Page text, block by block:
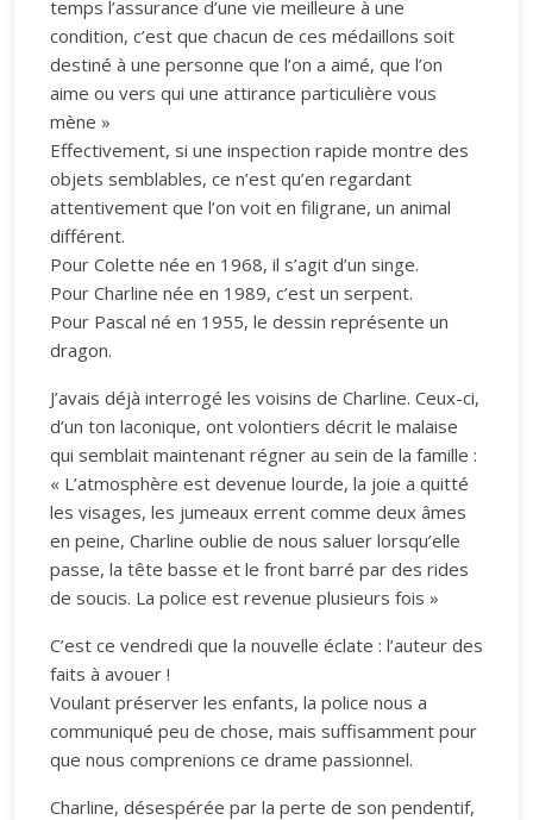
temps l’assurance d’une vie meilleure à une
condition, c’est que chacun de ces médaillons soit
destiné à une personne que l’on a aimé, que l’on
aime ou vers qui une attirance particulière vous
mène »
Effectivement, si une inspection rapide montre des
objets semblables, ce n’est qu’en regardant
attentivement que l’on voit en filigrane, un animal
différent.
Pour Colette née en 1968, il s’agit d’un singe.
Pour Charline née en 1989, c’est un serpent.
Pour Pascal né en 1955, le dessin représente un
dragon.
J’avais déjà interrogé les voisins de Charline. Ceux-ci,
d’un ton laconique, ont volontiers décrit le malaise
qui semblait maintenant régner au sein de la famille :
« L’atmosphère est devenue lourde, la joie a quitté
les visages, les jumeaux errent comme deux âmes
en peine, Charline oublie de nous saluer lorsqu’elle
passe, la tête basse et le front barré par des rides
de soucis. La police est revenue plusieurs fois »
C’est ce vendredi que la nouvelle éclate : l’auteur des
faits à avouer !
Voulant préserver les enfants, la police nous a
communiqué peu de chose, mais suffisamment pour
que nous comprenions ce drame passionnel.
Charline, désespérée par la perte de son pendentif,